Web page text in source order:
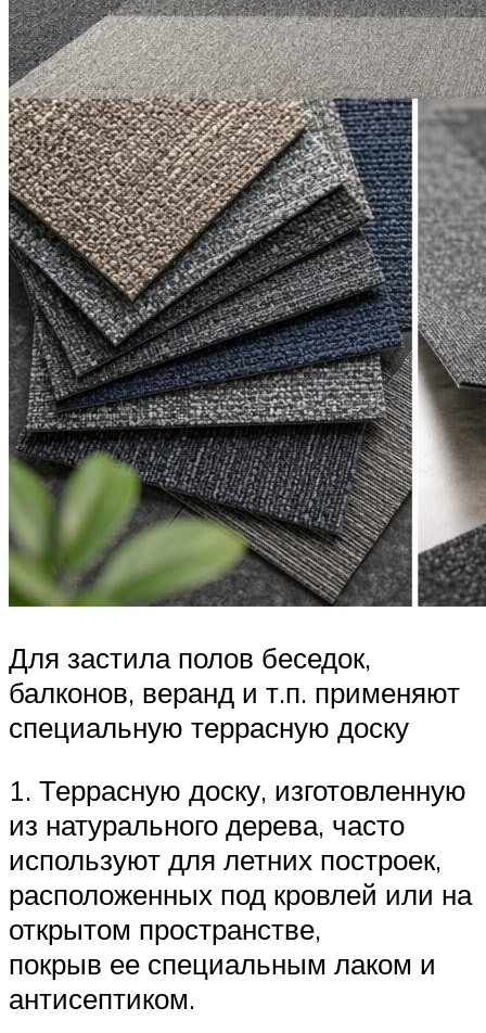
Для застила полов беседок,
балконов, веранд и т.п. применяют
специальную террасную доску
1. Террасную доску, изготовленную
из натурального дерева, часто
используют для летних построек,
расположенных под кровлей или на
открытом пространстве,
покрыв ее специальным лаком и
антисептиком.